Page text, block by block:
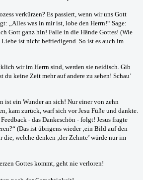
verkürzen? Es passiert, wenn wir uns Gott
„Alles was in mir ist, lobe den Herrn!“ Sage:
Gott ganz hin! Falle in die Hände Gottes! (Wie
ist nicht befriedigend. So ist es auch im
wir im Herrn sind, werden sie neidisch. Gib
du keine Zeit mehr auf andere zu sehen! Schau’
ist ein Wunder an sich! Nur einer von zehn
kam zurück, warf sich vor Jesu Füße und dankte.
- das Dankeschön - folgt! Jesus fragte
(Das ist übrigens wieder ‚ein Bild auf den
die, welche denken ‚der Zehnte’ würde nur im
Gottes kommt, geht nie verloren!